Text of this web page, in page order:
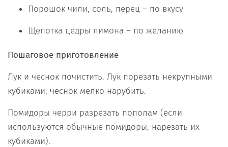
Порошок чили, соль, перец – по вкусу
Щепотка цедры лимона – по желанию
Пошаговое приготовление
Лук и чеснок почистить. Лук порезать некрупными
кубиками, чеснок мелко нарубить.
Помидоры черри разрезать пополам (если
используются обычные помидоры, нарезать их
кубиками).